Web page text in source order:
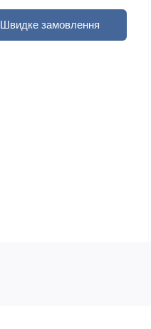
Швидке замовлення